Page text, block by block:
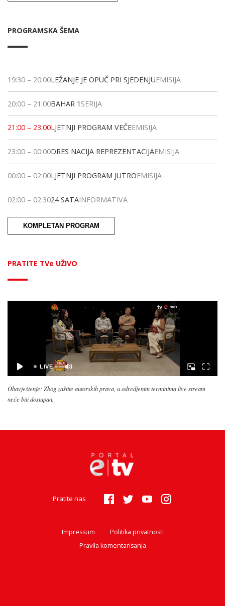
PROGRAMSKA ŠEMA
19:30 – 20:00LEŽANJE JE OPUČ PRI SJEDENJUEMISIJA
20:00 – 21:00BAHAR 1 SERIJA
21:00 – 23:00LJETNJI PROGRAM VEČEEMISIJA
23:00 – 00:00DRES NACIJA REPREZENTACIJAEMISIJA
00:00 – 02:00LJETNJI PROGRAM JUTROEMISIJA
02:00 – 02:3024 SATAINFORMATIVA
KOMPLETAN PROGRAM
PRATITE TVe UŽIVO
Obavještenje: Zbog zaštite autorskih prava, u odredjenim terminima live stream
neće biti dostupan.
Pratite nas
Impressum
Politika privatnosti
Pravila komentarisanja